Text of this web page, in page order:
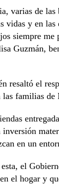
varias de
vidas y en
siempre me
Guzmán,
resaltó el
las familias de
inversión
en un
el
el hogar y